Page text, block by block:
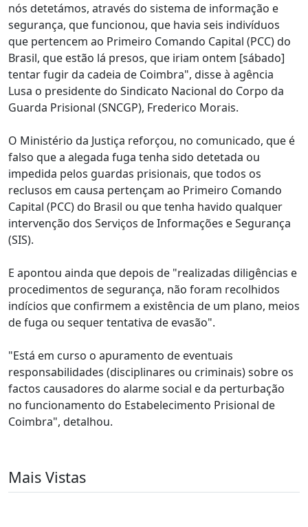
nós detetámos, através do sistema de informação e
segurança, que funcionou, que havia seis indivíduos
que pertencem ao Primeiro Comando Capital (PCC) do
Brasil, que estão lá presos, que iriam ontem [sábado]
tentar fugir da cadeia de Coimbra", disse à agência
Lusa o presidente do Sindicato Nacional do Corpo da
Guarda Prisional (SNCGP), Frederico Morais.
O Ministério da Justiça reforçou, no comunicado, que é
falso que a alegada fuga tenha sido detetada ou
impedida pelos guardas prisionais, que todos os
reclusos em causa pertençam ao Primeiro Comando
Capital (PCC) do Brasil ou que tenha havido qualquer
intervenção dos Serviços de Informações e Segurança
(SIS).
E apontou ainda que depois de "realizadas diligências e
procedimentos de segurança, não foram recolhidos
indícios que confirmem a existência de um plano, meios
de fuga ou sequer tentativa de evasão".
"Está em curso o apuramento de eventuais
responsabilidades (disciplinares ou criminais) sobre os
factos causadores do alarme social e da perturbação
no funcionamento do Estabelecimento Prisional de
Coimbra", detalhou.
Mais Vistas